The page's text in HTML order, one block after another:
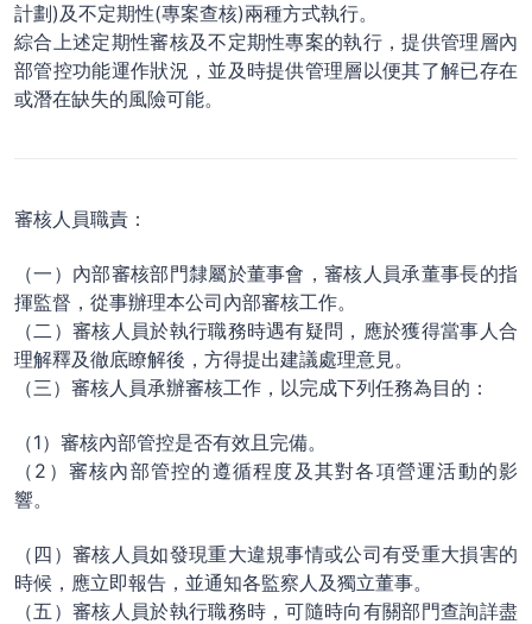
計劃)及不定期性(專案查核)兩種方式執行。
綜合上述定期性審核及不定期性專案的執行，提供管理層內
部管控功能運作狀況，並及時提供管理層以便其了解已存在
或潛在缺失的風險可能。
審核人員職責：
（一）內部審核部門隸屬於董事會，審核人員承董事長的指
揮監督，從事辦理本公司內部審核工作。
（二）審核人員於執行職務時遇有疑問，應於獲得當事人合
理解釋及徹底瞭解後，方得提出建議處理意見。
（三）審核人員承辦審核工作，以完成下列任務為目的：
（1）審核內部管控是否有效且完備。
（2）審核內部管控的遵循程度及其對各項營運活動的影
響。
（四）審核人員如發現重大違規事情或公司有受重大損害的
時候，應立即報告，並通知各監察人及獨立董事。
（五）審核人員於執行職務時，可隨時向有關部門查詢詳盡